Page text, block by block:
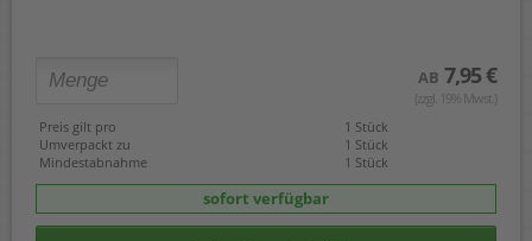
AB 7,95 €
(zzgl. 19% Mwst.)
Preis gilt pro
1 Stück
Umverpackt zu
1 Stück
Mindestabnahme
1 Stück
sofort verfügbar